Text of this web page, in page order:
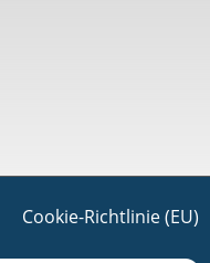
Cookie-Richtlinie (EU)